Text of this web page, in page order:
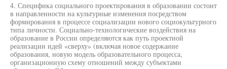
4. Специфика социального проектирования в образовании состоит
в направленности на культурные изменения посредством
формирования в процессе социализации нового социокультурного
типа личности. Социально-технологические воздействия на
образование в России определяются как путь проектной
реализации идей «сверху» (включая новое содержание
образования, новую модель образовательного процесса,
организационную схему отношений между субъектами